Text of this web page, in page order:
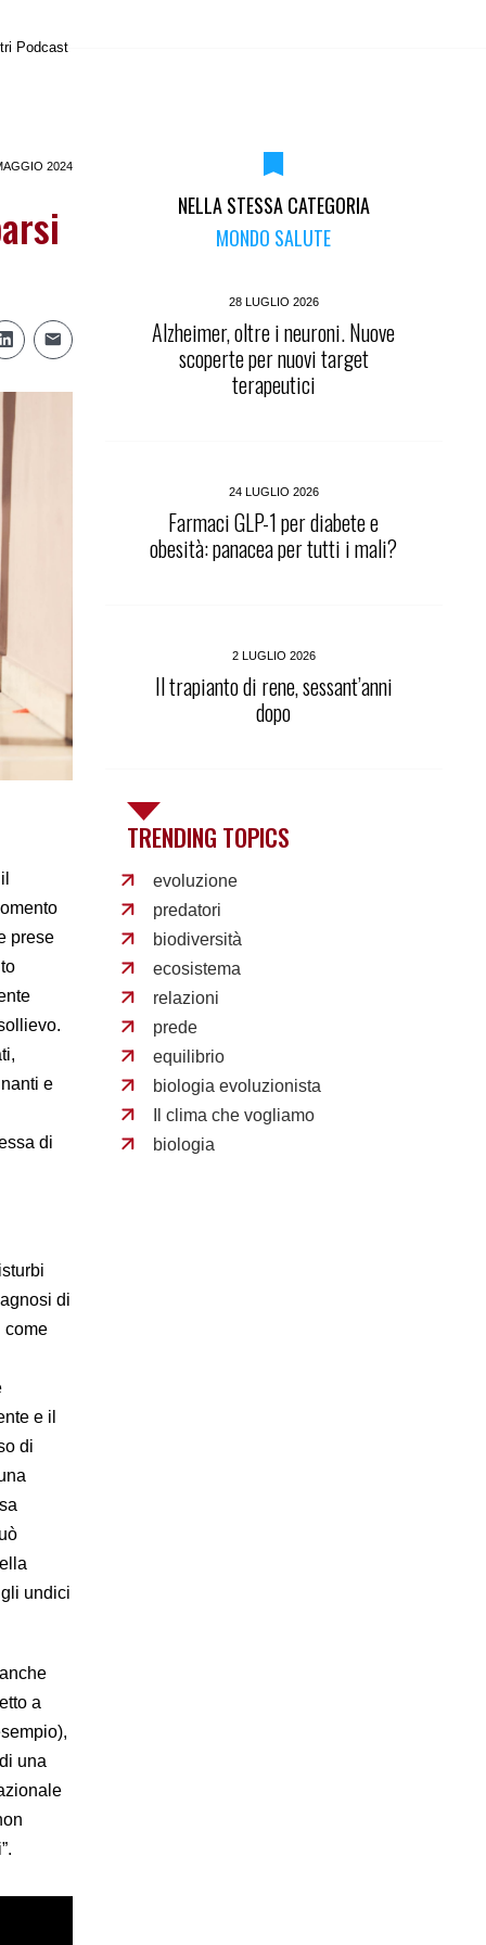
Podcast
2024
prese
e
di
di
come
e il
di
undici
a
una
NELLA STESSA CATEGORIA
MONDO SALUTE
28 LUGLIO 2026
Alzheimer, oltre i neuroni. Nuove
scoperte per nuovi target
terapeutici
24 LUGLIO 2026
Farmaci GLP-1 per diabete e
obesità: panacea per tutti i mali?
2 LUGLIO 2026
Il trapianto di rene, sessant’anni
dopo
TRENDING TOPICS
evoluzione
predatori
biodiversità
ecosistema
relazioni
prede
equilibrio
biologia evoluzionista
Il clima che vogliamo
biologia